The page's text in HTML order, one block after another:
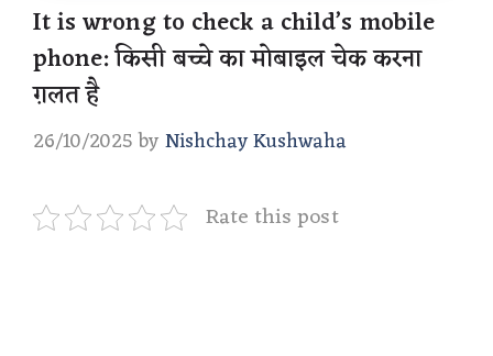
It is wrong to check a child’s mobile
phone: किसी बच्चे का मोबाइल चेक करना
ग़लत है
26/10/2025 byNishchay Kushwaha
Rate this post